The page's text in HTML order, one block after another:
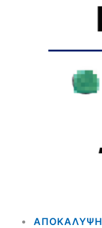
ΑΠΟΚΑΛΥΨΗ